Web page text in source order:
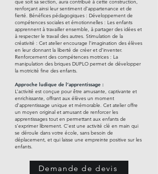
que soit sa section, aura contribué à cette construction,
renforçant ainsi leur sentiment d’appartenance et de
fierté. Bénéfices pédagogiques : Développement de
compétences sociales et émotionnelles : Les enfants
apprennent à travailler ensemble, à partager des idées et
à respecter le travail des autres. Stimulation de la
créativité : Cet atelier encourage l’imagination des élèves
en leur donnant la liberté de créer et d’inventer.
Renforcement des compétences motrices : La
manipulation des briques DUPLO permet de développer
la motricité fine des enfants.
Approche ludique de l’apprentissage :
L’activité est conçue pour être amusante, captivante et
enrichissante, offrant aux élèves un moment
d’apprentissage unique et mémorable. Cet atelier offre
un moyen original et amusant de renforcer les
apprentissages tout en permettant aux enfants de
s’exprimer librement. C’est une activité clé en main qui
se déroule dans votre école, sans besoin de
déplacement, et qui laisse une empreinte positive sur les
enfants.
Demande de devis